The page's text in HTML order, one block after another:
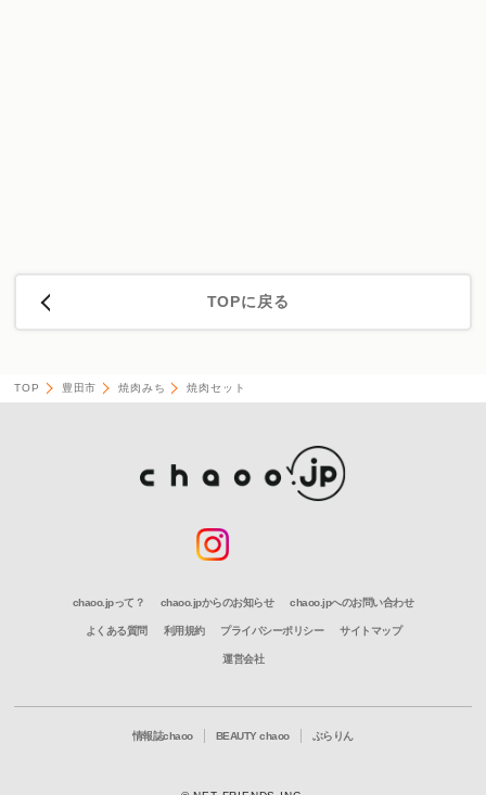
TOPに戻る
TOP 豊田市 焼肉みち 焼肉セット
chaoo.jpって？ chaoo.jpからのお知らせ chaoo.jpへのお問い合わせ
よくある質問 利用規約 プライバシーポリシー サイトマップ
運営会社
情報誌chaoo BEAUTY chaoo ぶらりん